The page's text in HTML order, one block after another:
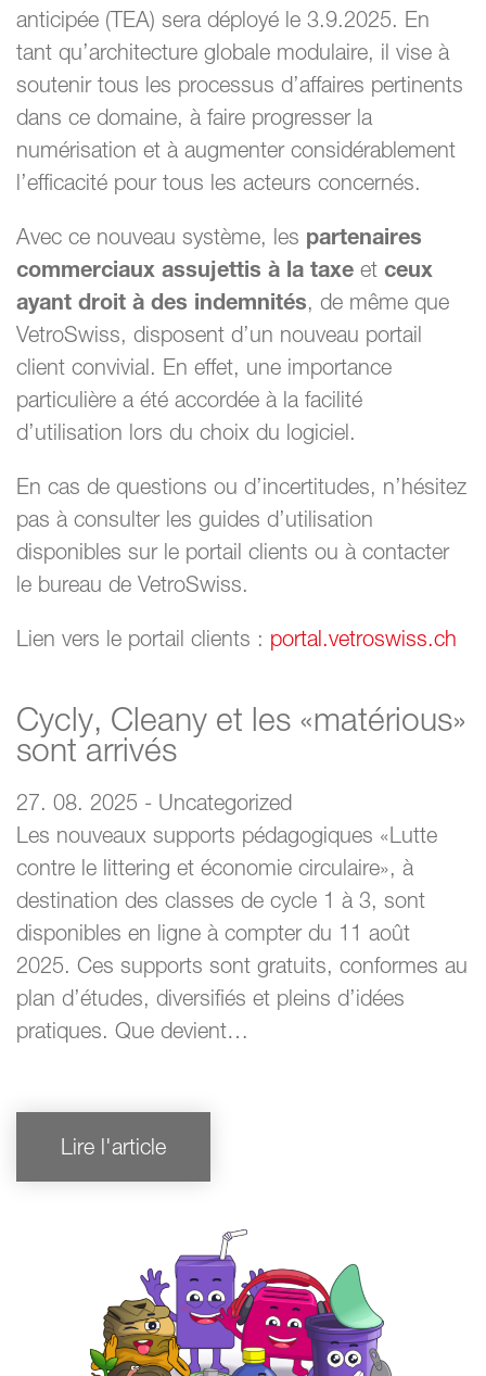
anticipée (TEA) sera déployé le 3.9.2025. En
tant qu’architecture globale modulaire, il vise à
soutenir tous les processus d’affaires pertinents
dans ce domaine, à faire progresser la
numérisation et à augmenter considérablement
l’efficacité pour tous les acteurs concernés.
Avec ce nouveau système, les partenaires
commerciaux assujettis à la taxe et ceux
ayant droit à des indemnités, de même que
VetroSwiss, disposent d’un nouveau portail
client convivial. En effet, une importance
particulière a été accordée à la facilité
d’utilisation lors du choix du logiciel.
En cas de questions ou d’incertitudes, n’hésitez
pas à consulter les guides d’utilisation
disponibles sur le portail clients ou à contacter
le bureau de VetroSwiss.
Lien vers le portail clients : portal.vetroswiss.ch
Cycly, Cleany et les «matérious»
sont arrivés
27. 08. 2025 - Uncategorized
Les nouveaux supports pédagogiques «Lutte
contre le littering et économie circulaire», à
destination des classes de cycle 1 à 3, sont
disponibles en ligne à compter du 11 août
2025. Ces supports sont gratuits, conformes au
plan d’études, diversifiés et pleins d’idées
pratiques. Que devient…
Lire l'article